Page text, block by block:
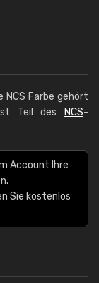
NCS Farbe gehört
Teil des NCS-
Account Ihre
Sie kostenlos